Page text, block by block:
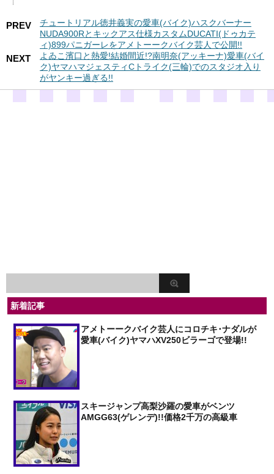
PREV
チュートリアル徳井義実の愛車(バイク)ハスクバーナー
NUDA900Rとキックアス仕様カスタムDUCATI(ドゥカテ
ィ)899パニガーレをアメトーークバイク芸人で公開!!
NEXT
よゐこ濱口と熱愛!結婚間近!?南明奈(アッキーナ)愛車(バイ
ク)ヤマハマジェスティCトライク(三輪)でのスタジオ入り
がヤンキー過ぎる!!
新着記事
アメトーークバイク芸人にコロチキ･ナダルが
愛車(バイク)ヤマハXV250ビラーゴで登場!!
スキージャンプ高梨沙羅の愛車がベンツ
AMGG63(ゲレンデ)!!価格2千万の高級車